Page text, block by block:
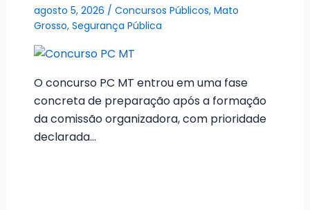
agosto 5, 2026 / Concursos Públicos, Mato
Grosso, Segurança Pública
O concurso PC MT entrou em uma fase
concreta de preparação após a formação
da comissão organizadora, com prioridade
declarada…